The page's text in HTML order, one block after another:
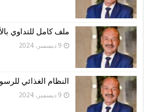
ملف كامل للتداوي
9 ديسمبر، 2024
النظام الغذائي
9 ديسمبر، 2024